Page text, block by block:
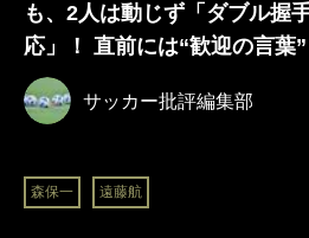
も、2人は動じず「ダブル握
応」！ 直前には“歓迎の言葉
サッカー批評編集部
森保一 遠藤航